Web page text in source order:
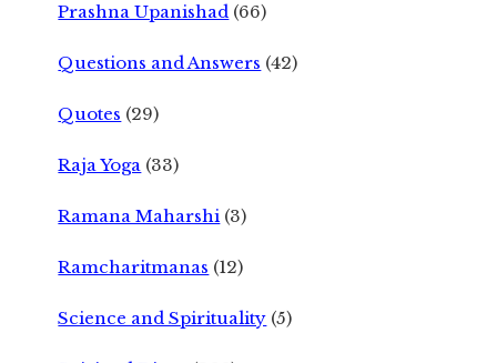
Prashna Upanishad (66)
Questions and Answers (42)
Quotes (29)
Raja Yoga (33)
Ramana Maharshi (3)
Ramcharitmanas (12)
Science and Spirituality (5)